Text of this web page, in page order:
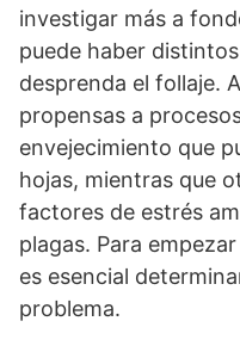
investigar más a
puede haber
desprenda el follaje.
propensas a
envejecimiento que
hojas, mientras que
factores de estrés
plagas. Para
es esencial
problema.